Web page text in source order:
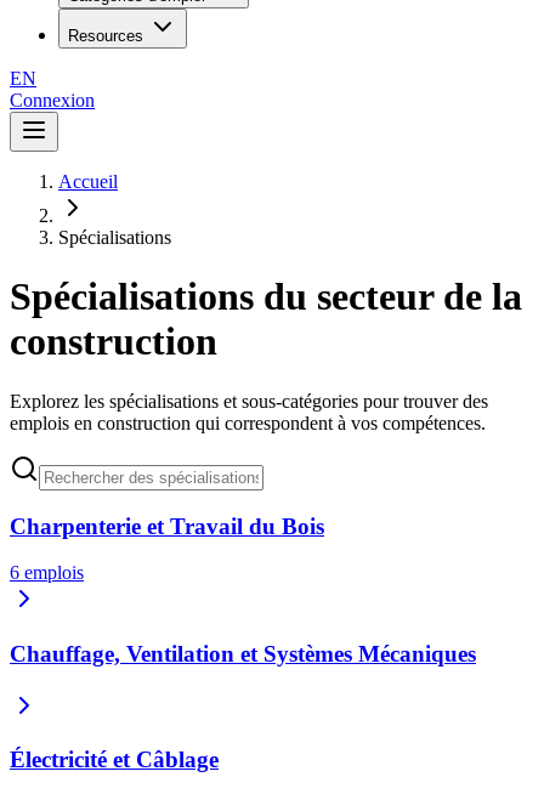
Resources
EN
Connexion
Accueil
Spécialisations
Spécialisations du secteur de la
construction
Explorez les spécialisations et sous-catégories pour trouver des
emplois en construction qui correspondent à vos compétences.
Charpenterie et Travail du Bois
6 emplois
Chauffage, Ventilation et Systèmes Mécaniques
Électricité et Câblage